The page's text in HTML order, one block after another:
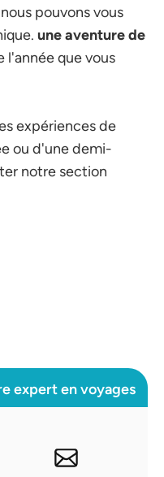
pouvons vous
une aventure de
l'année que vous
expériences de
ou d'une demi-
notre section
expert en voyages